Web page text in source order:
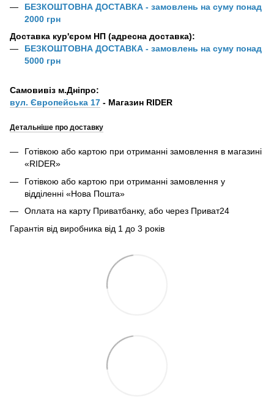
БЕЗКОШТОВНА ДОСТАВКА - замовлень на суму понад
2000 грн
Доставка кур'єром НП (адресна доставка):
БЕЗКОШТОВНА ДОСТАВКА - замовлень на суму понад
5000 грн
Самовивіз м.Дніпро:
вул. Європейська 17 - Магазин RIDER
Детальніше про доставку
Готівкою або картою при отриманні замовлення в магазині
«RIDER»
Готівкою або картою при отриманні замовлення у
відділенні «Нова Пошта»
Оплата на карту Приватбанку, або через Приват24
Гарантія від виробника від 1 до 3 років